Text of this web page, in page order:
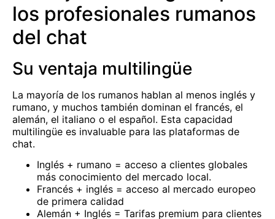
los profesionales rumanos
del chat
Su ventaja multilingüe
La mayoría de los rumanos hablan al menos inglés y
rumano, y muchos también dominan el francés, el
alemán, el italiano o el español. Esta capacidad
multilingüe es invaluable para las plataformas de
chat.
Inglés + rumano = acceso a clientes globales
más conocimiento del mercado local.
Francés + inglés = acceso al mercado europeo
de primera calidad
Alemán + Inglés = Tarifas premium para clientes